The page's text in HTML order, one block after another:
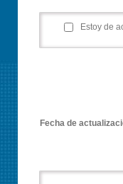
Estoy de
Fecha de